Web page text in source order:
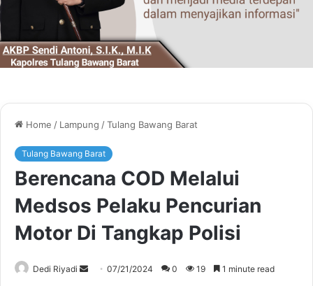
Home / Lampung /Tulang Bawang Barat
Tulang Bawang Barat
Berencana COD Melalui
Medsos Pelaku Pencurian
Motor Di Tangkap Polisi
Dedi Riyadi
Send07/21/2024 0 19 1 minute read